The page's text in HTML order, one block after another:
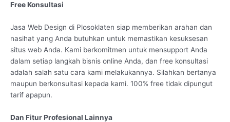
Free Konsultasi
Jasa Web Design di Plosoklaten siap memberikan arahan dan
nasihat yang Anda butuhkan untuk memastikan kesuksesan
situs web Anda. Kami berkomitmen untuk mensupport Anda
dalam setiap langkah bisnis online Anda, dan free konsultasi
adalah salah satu cara kami melakukannya. Silahkan bertanya
maupun berkonsultasi kepada kami. 100% free tidak dipungut
tarif apapun.
Dan Fitur Profesional Lainnya